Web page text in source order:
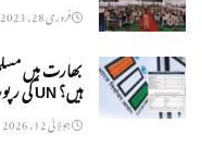
فروری 28, 2023
بھارت میں
ہیں؟ UN کی رپورٹ میں بھارت کے SIR عمل پر سوالات
جولائی 12, 2026